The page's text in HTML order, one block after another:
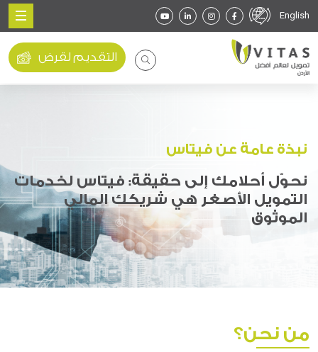
English
التقديم لقرض
نبذة عامة عن فيتاس
نحوّل أحلامك إلى حقيقة: فيتاس لخدمات
التمويل الأصغر هي شريكك المالي
الموثوق
من نحن؟